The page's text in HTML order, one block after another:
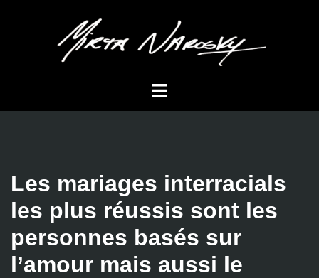
Alternar
Les mariages interracials
les plus réussis sont les
personnes basés sur
l’amour mais aussi le